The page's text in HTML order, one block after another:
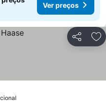
Ver preços
Partilhar